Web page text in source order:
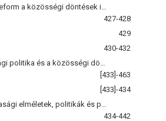
427-428
429
430-432
[433]-463
[433]-434
434-442